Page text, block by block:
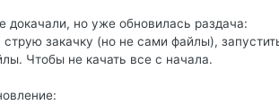
докачали, но уже обновилась раздача:
струю закачку (но не сами файлы),
Чтобы не качать все с начала.